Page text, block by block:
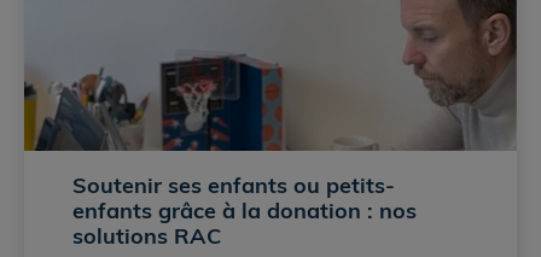
Soutenir ses enfants ou petits-
enfants grâce à la donation : nos
solutions RAC